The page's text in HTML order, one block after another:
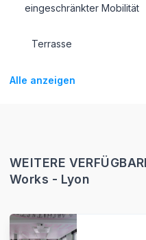
eingeschränkter Mobilität
Terrasse
Alle anzeigen
WEITERE
Works - Lyon